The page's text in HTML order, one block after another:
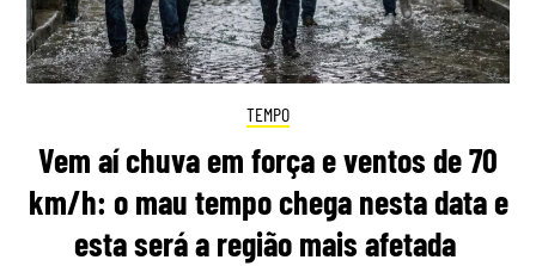
TEMPO
Vem aí chuva em força e ventos de 70
km/h: o mau tempo chega nesta data e
esta será a região mais afetada